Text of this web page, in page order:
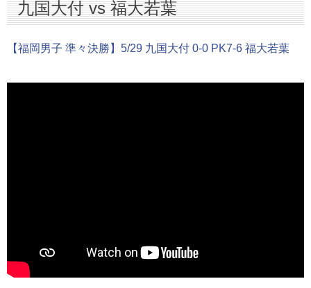
九国大付 vs 福大若葉
【福岡男子 準々決勝】5/29 九国大付 0-0 PK7-6 福大若葉